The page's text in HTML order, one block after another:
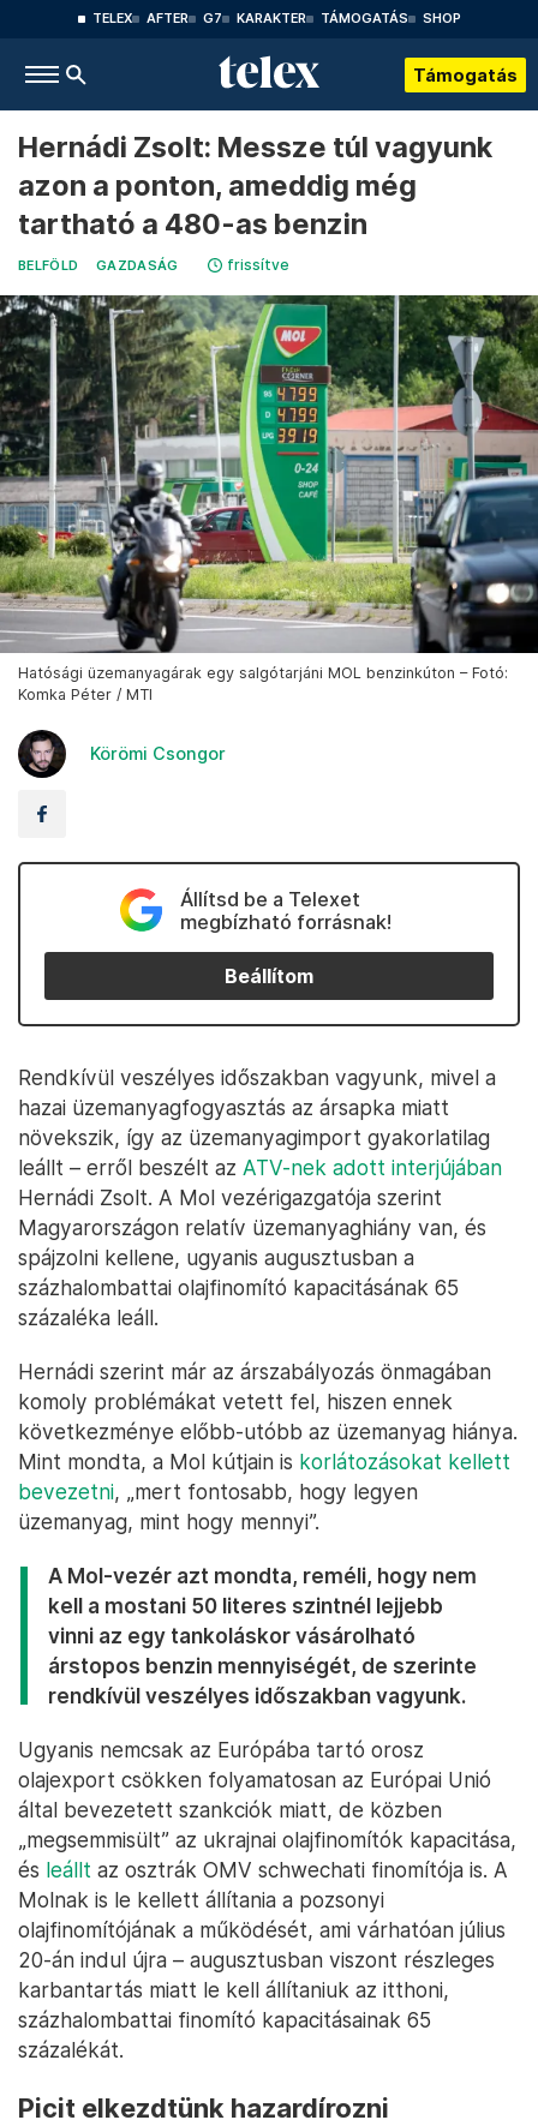
TELEX AFTER G7 KARAKTER TÁMOGATÁS SHOP
Támogatás
Hernádi Zsolt: Messze túl vagyunk
azon a ponton, ameddig még
tartható a 480-as benzin
BELFÖLD GAZDASÁG frissítve
Hatósági üzemanyagárak egy salgótarjáni MOL benzinkúton – Fotó:
Komka Péter / MTI
Körömi Csongor
Állítsd be a Telexet
megbízható forrásnak!
Beállítom
Rendkívül veszélyes időszakban vagyunk, mivel a
hazai üzemanyagfogyasztás az ársapka miatt
növekszik, így az üzemanyagimport gyakorlatilag
leállt – erről beszélt az ATV-nek adott interjújában
Hernádi Zsolt. A Mol vezérigazgatója szerint
Magyarországon relatív üzemanyaghiány van, és
spájzolni kellene, ugyanis augusztusban a
százhalombattai olajfinomító kapacitásának 65
százaléka leáll.
Hernádi szerint már az árszabályozás önmagában
komoly problémákat vetett fel, hiszen ennek
következménye előbb-utóbb az üzemanyag hiánya.
Mint mondta, a Mol kútjain is korlátozásokat kellett
bevezetni, „mert fontosabb, hogy legyen
üzemanyag, mint hogy mennyi”.
A Mol-vezér azt mondta, reméli, hogy nem
kell a mostani 50 literes szintnél lejjebb
vinni az egy tankoláskor vásárolható
árstopos benzin mennyiségét, de szerinte
rendkívül veszélyes időszakban vagyunk.
Ugyanis nemcsak az Európába tartó orosz
olajexport csökken folyamatosan az Európai Unió
által bevezetett szankciók miatt, de közben
„megsemmisült” az ukrajnai olajfinomítók kapacitása,
és leállt az osztrák OMV schwechati finomítója is. A
Molnak is le kellett állítania a pozsonyi
olajfinomítójának a működését, ami várhatóan július
20-án indul újra – augusztusban viszont részleges
karbantartás miatt le kell állítaniuk az itthoni,
százhalombattai finomító kapacitásainak 65
százalékát.
Picit elkezdtünk hazardírozni